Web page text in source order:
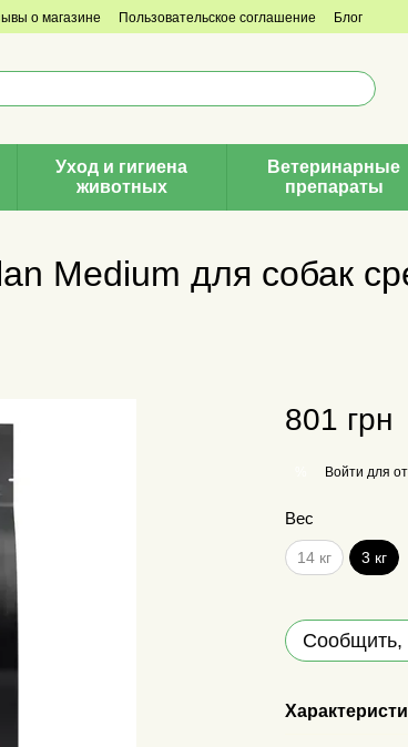
о магазине Пользовательское соглашение Блог
Уход и гигиена
животных
Ветеринарные
препараты
Medium для собак
801 грн
Войти для
Вес
14 кг 3 кг
Сообщить,